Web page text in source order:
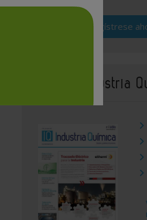
Regístrese
Revista Industria